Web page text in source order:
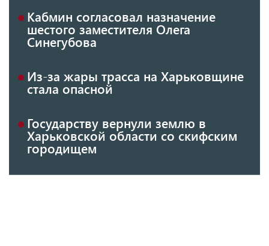
Кабмин согласовал назначение
шестого заместителя Олега
Синегубова
Из-за жары трасса на Харьковщине
стала опасной
Государству вернули землю в
Харьковской области со скифским
городищем